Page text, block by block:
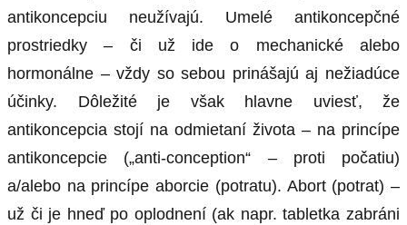
antikoncepciu neužívajú. Umelé antikoncepčné
prostriedky – či už ide o mechanické alebo
hormonálne – vždy so sebou prinášajú aj nežiadúce
účinky. Dôležité je však hlavne uviesť, že
antikoncepcia stojí na odmietaní života – na princípe
antikoncepcie („anti-conception“ – proti počatiu)
a/alebo na princípe aborcie (potratu). Abort (potrat) –
už či je hneď po oplodnení (ak napr. tabletka zabráni